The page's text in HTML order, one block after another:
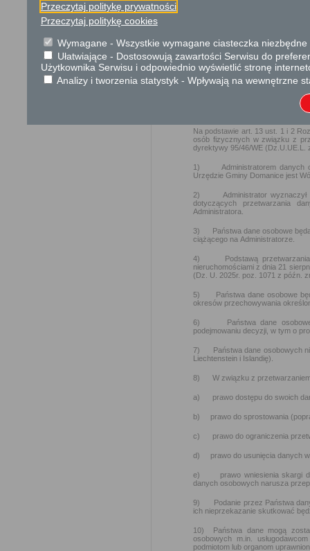
Podstawa prawna
Ustawa z dnia 23
Ustawa z dnia 21
Na podstawie art. 13 ust. 1 i 2
osób fizycznych w związku z
dyrektywy 95/46/WE (Dz.U.UE.L.
1) Administratorem danych
Urzędzie Gminy Domanice jest
2) Administrator wyznaczył
dotyczących przetwarzania
Administratora.
3) Państwa dane osobowe będą
ciążącego na Administratorze.
4) Podstawą przetwarzania
nieruchomościami z dnia 21
(Dz. U. 2025r. poz. 1071 z późn.
5) Państwa dane osobowe
okresów przechowywania
6) Państwa dane osobowe
podejmowaniu decyzji, w tym o
7) Państwa dane osobowych
Liechtenstein i Islandię).
8) W związku z przetwarzaniem
a) prawo dostępu do swoich
b) prawo do sprostowania
c) prawo do ograniczenia
d) prawo do usunięcia danych
e) prawo wniesienia skargi do
danych osobowych narusza
9) Podanie przez Państwa
ich nieprzekazanie skutkować
10) Państwa dane mogą
osobowych m.in.
podmiotom lub organom
Przeczytaj politykę prywatności
Przeczytaj politykę cookies
Wymagane - Wszystkie wymagane ciasteczka
Ułatwiające - Dostosowują zawartości Serwisu do
Użytkownika Serwisu i odpowiednio wyświetlić stronę
Analizy i tworzenia statystyk - Wpływają na wewnętrzne